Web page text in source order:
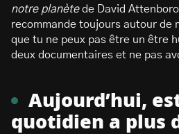
notre planètede David
recommande toujours autour de
que tu ne peux pas être un être
deux documentaires et ne pas
Aujourd’hui,
quotidien a plus